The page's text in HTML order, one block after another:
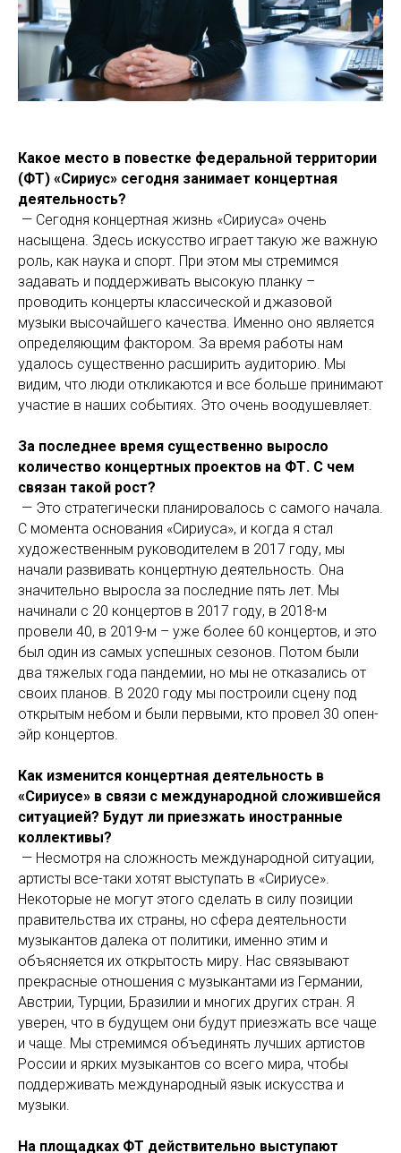
Какое место в повестке федеральной территории
(ФТ) «Сириус» сегодня занимает концертная
деятельность?
— Сегодня концертная жизнь «Сириуса» очень
насыщена. Здесь искусство играет такую же важную
роль, как наука и спорт. При этом мы стремимся
задавать и поддерживать высокую планку –
проводить концерты классической и джазовой
музыки высочайшего качества. Именно оно является
определяющим фактором. За время работы нам
удалось существенно расширить аудиторию. Мы
видим, что люди откликаются и все больше принимают
участие в наших событиях. Это очень воодушевляет.
За последнее время существенно выросло
количество концертных проектов на ФТ. С чем
связан такой рост?
— Это стратегически планировалось с самого начала.
С момента основания «Сириуса», и когда я стал
художественным руководителем в 2017 году, мы
начали развивать концертную деятельность. Она
значительно выросла за последние пять лет. Мы
начинали с 20 концертов в 2017 году, в 2018-м
провели 40, в 2019-м – уже более 60 концертов, и это
был один из самых успешных сезонов. Потом были
два тяжелых года пандемии, но мы не отказались от
своих планов. В 2020 году мы построили сцену под
открытым небом и были первыми, кто провел 30 опен-
эйр концертов.
Как изменится концертная деятельность в
«Сириусе» в связи с международной сложившейся
ситуацией? Будут ли приезжать иностранные
коллективы?
— Несмотря на сложность международной ситуации,
артисты все-таки хотят выступать в «Сириусе».
Некоторые не могут этого сделать в силу позиции
правительства их страны, но сфера деятельности
музыкантов далека от политики, именно этим и
объясняется их открытость миру. Нас связывают
прекрасные отношения с музыкантами из Германии,
Австрии, Турции, Бразилии и многих других стран. Я
уверен, что в будущем они будут приезжать все чаще
и чаще. Мы стремимся объединять лучших артистов
России и ярких музыкантов со всего мира, чтобы
поддерживать международный язык искусства и
музыки.
На площадках ФТ действительно выступают